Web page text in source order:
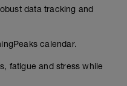
data tracking and
calendar.
fatigue and stress while